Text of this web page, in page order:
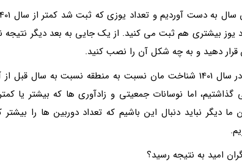
یوز بیشتری هم ثبت می کنید. از یک جایی به بعد دیگر
قرار دهید و به چه شکل آن را نصب کنید.
درست است که در سال 1401 شناخت مان نسبت به منطقه نسبت به
گذاشتیم، اما نوسانات جمعیتی و زادآوری ها که بیشتر یا
ما دیگر نباید دنبال این باشیم که تعداد دوربین ها را
امید به نتیجه رسید؟